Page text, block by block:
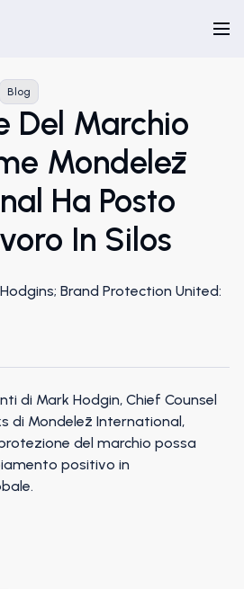
Blog
Del Marchio
Mondelēz
Ha Posto
In Silos
di Mark Hodgin, Chief Counsel
di Mondelēz International,
del marchio possa
positivo in